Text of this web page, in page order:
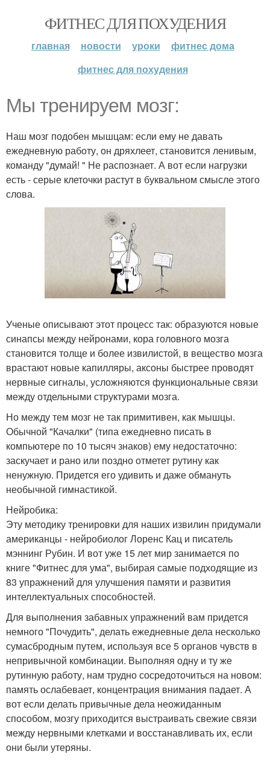
ФИТНЕС ДЛЯ ПОХУДЕНИЯ
главная новости уроки
фитнес дома
фитнес для похудения
Мы тренируем мозг:
Наш мозг подобен мышцам: если ему не давать
ежедневную работу, он дряхлеет, становится ленивым,
команду "думай! " Не распознает. А вот если нагрузки
есть - серые клеточки растут в буквальном смысле этого
слова.
Ученые описывают этот процесс так: образуются новые
синапсы между нейронами, кора головного мозга
становится толще и более извилистой, в вещество мозга
врастают новые капилляры, аксоны быстрее проводят
нервные сигналы, усложняются функциональные связи
между отдельными структурами мозга.
Но между тем мозг не так примитивен, как мышцы.
Обычной "Качалки" (типа ежедневно писать в
компьютере по 10 тысяч знаков) ему недостаточно:
заскучает и рано или поздно отметет рутину как
ненужную. Придется его удивить и даже обмануть
необычной гимнастикой.
Нейробика:
Эту методику тренировки для наших извилин придумали
американцы - нейробиолог Лоренс Кац и писатель
мэннинг Рубин. И вот уже 15 лет мир занимается по
книге "Фитнес для ума", выбирая самые подходящие из
83 упражнений для улучшения памяти и развития
интеллектуальных способностей.
Для выполнения забавных упражнений вам придется
немного "Почудить", делать ежедневные дела несколько
сумасбродным путем, используя все 5 органов чувств в
непривычной комбинации. Выполняя одну и ту же
рутинную работу, нам трудно сосредоточиться на новом:
память ослабевает, концентрация внимания падает. А
вот если делать привычные дела неожиданным
способом, мозгу приходится выстраивать свежие связи
между нервными клетками и восстанавливать их, если
они были утеряны.